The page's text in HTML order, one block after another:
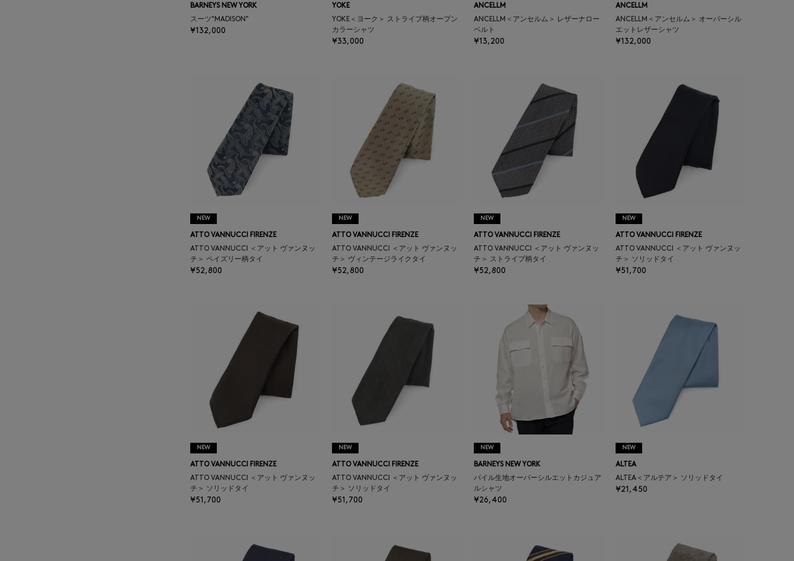
BARNEYS NEW YORK
スーツ"MADISON"
¥132,000
YOKE
YOKE＜ヨーク＞ ストライプ柄オープン
カラーシャツ
¥33,000
ANCELLM
ANCELLM＜アンセルム＞ レザーナロー
ベルト
¥13,200
ANCELLM
ANCELLM＜アンセルム＞ オーバーシル
エットレザーシャツ
¥132,000
NEW
ATTO VANNUCCI FIRENZE
ATTO VANNUCCI ＜アット ヴァンヌッ
チ＞ ペイズリー柄タイ
¥52,800
NEW
ATTO VANNUCCI FIRENZE
ATTO VANNUCCI ＜アット ヴァンヌッ
チ＞ ヴィンテージライクタイ
¥52,800
NEW
ATTO VANNUCCI FIRENZE
ATTO VANNUCCI ＜アット ヴァンヌッ
チ＞ ストライプ柄タイ
¥52,800
NEW
ATTO VANNUCCI FIRENZE
ATTO VANNUCCI ＜アット ヴァンヌッ
チ＞ ソリッドタイ
¥51,700
NEW
ATTO VANNUCCI FIRENZE
ATTO VANNUCCI ＜アット ヴァンヌッ
チ＞ ソリッドタイ
¥51,700
NEW
ATTO VANNUCCI FIRENZE
ATTO VANNUCCI ＜アット ヴァンヌッ
チ＞ ソリッドタイ
¥51,700
NEW
BARNEYS NEW YORK
パイル生地オーバーシルエットカジュア
ルシャツ
¥26,400
NEW
ALTEA
ALTEA＜アルテア＞ ソリッドタイ
¥21,450